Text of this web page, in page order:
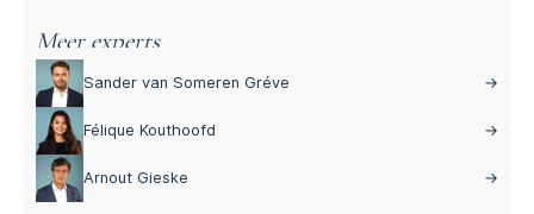
Meer experts
Sander van Someren Gréve →
Félique Kouthoofd →
Arnout Gieske →